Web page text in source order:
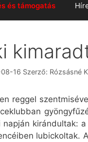
és támogatás
16 Szerző: Rózsásné
reggel
napján kirándultak:
lubickoltak.